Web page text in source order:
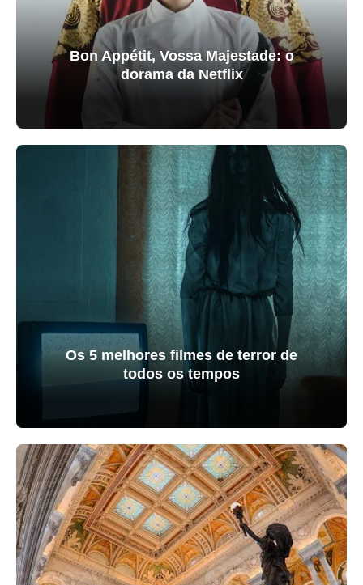
Bon Appétit, Vossa Majestade: o
dorama da Netflix
Os 5 melhores filmes de terror de
todos os tempos